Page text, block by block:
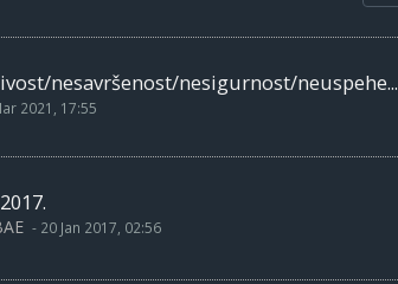
nesavršenost/nesigurnost/neuspehe...
2021, 17:55
- 20 Jan 2017, 02:56